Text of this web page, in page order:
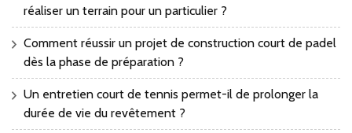
réaliser un terrain pour un particulier ?
Comment réussir un projet de construction court de padel
dès la phase de préparation ?
Un entretien court de tennis permet-il de prolonger la
durée de vie du revêtement ?